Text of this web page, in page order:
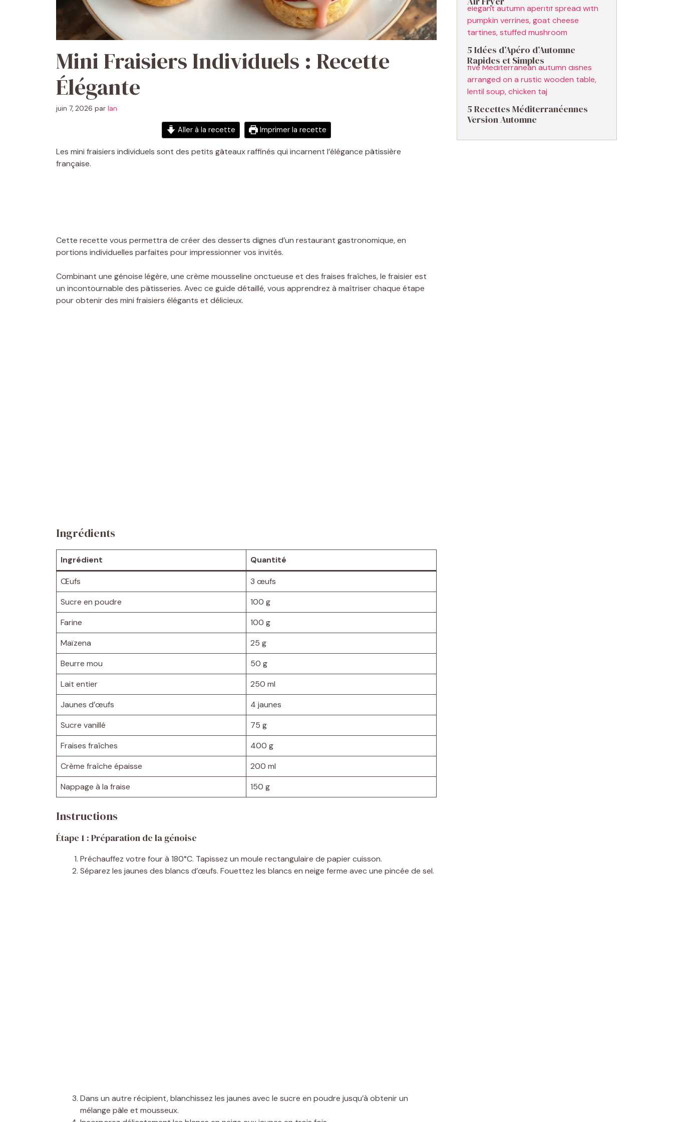
Mini Fraisiers Individuels : Recette
Élégante
juin 7, 2026 par Ian
Aller à la recette Imprimer la recette
Les mini fraisiers individuels sont des petits gâteaux raffinés qui incarnent l’élégance pâtissière
française.
Cette recette vous permettra de créer des desserts dignes d’un restaurant gastronomique, en
portions individuelles parfaites pour impressionner vos invités.
Combinant une génoise légère, une crème mousseline onctueuse et des fraises fraîches, le fraisier est
un incontournable des pâtisseries. Avec ce guide détaillé, vous apprendrez à maîtriser chaque étape
pour obtenir des mini fraisiers élégants et délicieux.
Ingrédients
Ingrédient Quantité
Œufs
3 œufs
Sucre en poudre
100 g
Farine
100 g
Maïzena
25 g
Beurre mou
50 g
Lait entier
250 ml
Jaunes d’œufs
4 jaunes
Sucre vanillé
75 g
Fraises fraîches
400 g
Crème fraîche épaisse
200 ml
Nappage à la fraise
150 g
Instructions
Étape 1 : Préparation de la génoise
Préchauffez votre four à 180°C. Tapissez un moule rectangulaire de papier cuisson.
Séparez les jaunes des blancs d’œufs. Fouettez les blancs en neige ferme avec une pincée de sel.
Dans un autre récipient, blanchissez les jaunes avec le sucre en poudre jusqu’à obtenir un
mélange pâle et mousseux.
5 Idées d’Apéro d’Automne
Rapides et Simples
5 Recettes Méditerranéennes
Version Automne